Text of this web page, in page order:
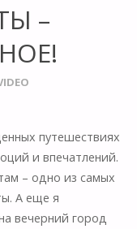
–
путешествиях
и впечатлений.
– одно из самых
А еще я
вечерний город